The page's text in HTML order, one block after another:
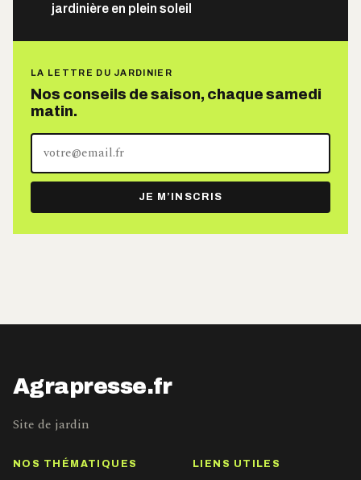
jardinière en plein soleil
LA LETTRE DU JARDINIER
Nos conseils de saison, chaque samedi
matin.
Votre
adresse
e-
mail
JE M’INSCRIS
Agrapresse.fr
Site de jardin
NOS THÉMATIQUES LIENS UTILES